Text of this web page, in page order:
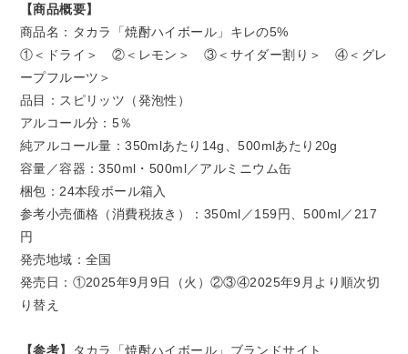
【商品概要】
商品名：タカラ「焼酎ハイボール」キレの5%
①＜ドライ＞ ②＜レモン＞ ③＜サイダー割り＞ ④＜グレ
ープフルーツ＞
品目：スピリッツ（発泡性）
アルコール分：5％
純アルコール量：350mlあたり14g、500mlあたり20g
容量／容器：350ml・500ml／アルミニウム缶
梱包：24本段ボール箱入
参考小売価格（消費税抜き）：350ml／159円、500ml／217
円
発売地域：全国
発売日：①2025年9月9日（火）②③④2025年9月より順次切
り替え
【参考】
タカラ「焼酎ハイボール」ブランドサイト